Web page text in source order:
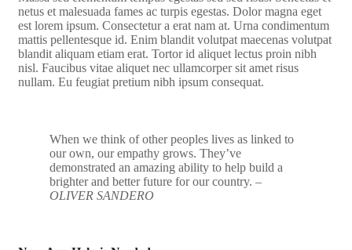
netus et malesuada fames ac turpis egestas. Dolor magna eget
est lorem ipsum. Consectetur a erat nam at. Urna condimentum
mattis pellentesque id. Enim blandit volutpat maecenas volutpat
blandit aliquam etiam erat. Tortor id aliquet lectus proin nibh
nisl. Faucibus vitae aliquet nec ullamcorper sit amet risus
nullam. Eu feugiat pretium nibh ipsum consequat.
When we think of other peoples lives as linked to
our own, our empathy grows. They’ve
demonstrated an amazing ability to help build a
brighter and better future for our country. –
OLIVER SANDERO